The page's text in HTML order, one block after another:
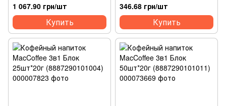
1 067.90 грн/шт
Купить
346.68 грн/шт
Купить